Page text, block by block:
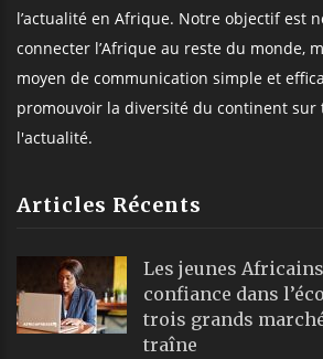
l’actualité en Afrique. Notre objectif est
connecter l’Afrique au reste du monde,
moyen de communication simple et
promouvoir la diversité du continent sur
l'actualité.
Articles Récents
Les jeunes
confiance dans
trois grands
traîne